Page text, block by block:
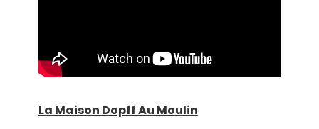
La Maison Dopff Au Moulin